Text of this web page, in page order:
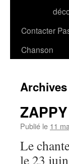
Contacter
Chanson
Publié le 11
Le
le 23